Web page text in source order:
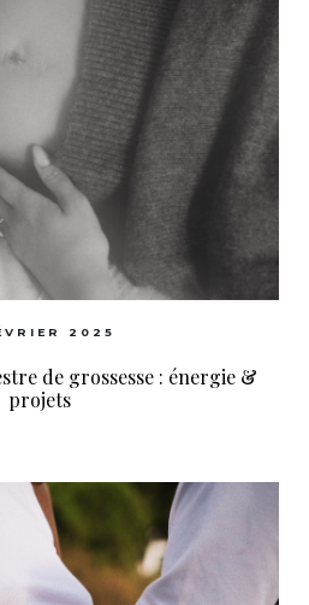
2025
de grossesse : énergie &
projets